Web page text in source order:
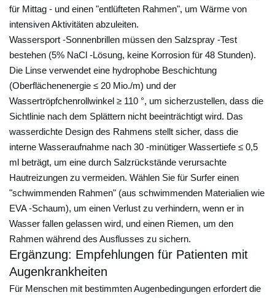
n
d
e
r
e
A
u
f
m
e
r
k
s
a
m
k
e
i
für Mittag - und einen "entlüfteten Rahmen", um Wärme von
intensiven Aktivitäten abzuleiten.
Wassersport -Sonnenbrillen müssen den Salzspray -Test
bestehen (5% NaCl -Lösung, keine Korrosion für 48 Stunden).
Die Linse verwendet eine hydrophobe Beschichtung
(Oberflächenenergie ≤ 20 Mio./m) und der
Wassertröpfchenrollwinkel ≥ 110 °, um sicherzustellen, dass die
Sichtlinie nach dem Splättern nicht beeinträchtigt wird. Das
wasserdichte Design des Rahmens stellt sicher, dass die
interne Wasseraufnahme nach 30 -minütiger Wassertiefe ≤ 0,5
ml beträgt, um eine durch Salzrückstände verursachte
Hautreizungen zu vermeiden. Wählen Sie für Surfer einen
"schwimmenden Rahmen" (aus schwimmenden Materialien wie
EVA -Schaum), um einen Verlust zu verhindern, wenn er in
Wasser fallen gelassen wird, und einen Riemen, um den
Rahmen während des Ausflusses zu sichern.
Ergänzung: Empfehlungen für Patienten mit
Augenkrankheiten
Für Menschen mit bestimmten Augenbedingungen erfordert die